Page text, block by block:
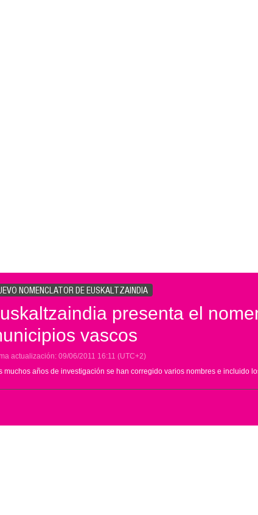
NOMENCLATOR DE EUSKALTZAINDIA
presenta el
vascos
actualización: 09/06/2011 16:11 (UTC+2)
muchos años de investigación se han corregido varios nombres e incluido